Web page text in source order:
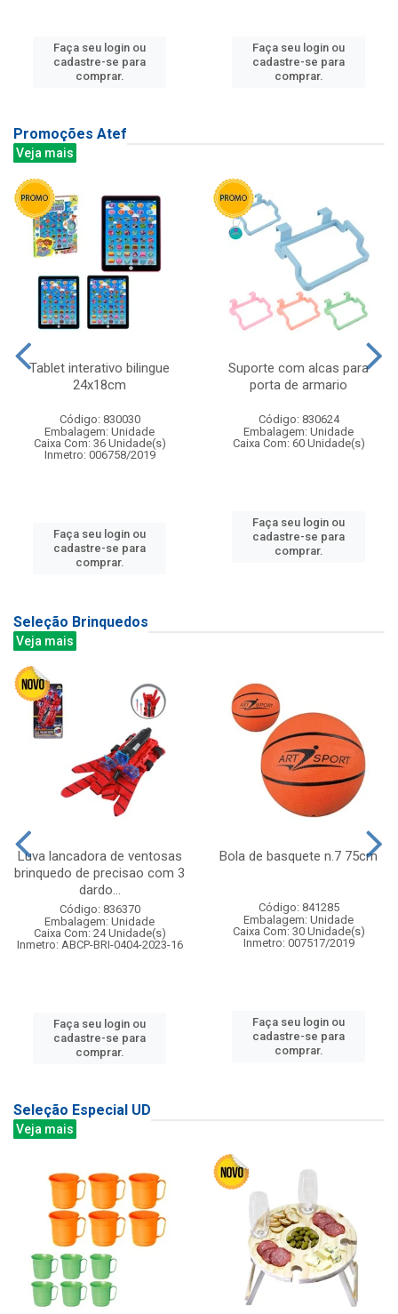
Faça seu login ou
cadastre-se para
comprar.
Faça seu login ou
cadastre-se para
comprar.
Promoções Atef
Veja mais
Tablet interativo bilingue
24x18cm
Código: 830030
Embalagem: Unidade
Caixa Com: 36 Unidade(s)
Inmetro: 006758/2019
Faça seu login ou
cadastre-se para
comprar.
Suporte com alcas para
porta de armario
Código: 830624
Embalagem: Unidade
Caixa Com: 60 Unidade(s)
Faça seu login ou
cadastre-se para
comprar.
Seleção Brinquedos
Veja mais
Luva lancadora de ventosas
brinquedo de precisao com 3
dardo...
Código: 836370
Embalagem: Unidade
Caixa Com: 24 Unidade(s)
Inmetro: ABCP-BRI-0404-2023-16
Faça seu login ou
cadastre-se para
comprar.
Bola de basquete n.7 75cm
Código: 841285
Embalagem: Unidade
Caixa Com: 30 Unidade(s)
Inmetro: 007517/2019
Faça seu login ou
cadastre-se para
comprar.
Seleção Especial UD
Veja mais